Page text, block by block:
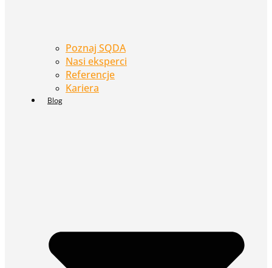
Poznaj SQDA
Nasi eksperci
Referencje
Kariera
Blog